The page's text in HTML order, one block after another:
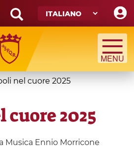
nel cuore 2025
cuore 2025
Musica Ennio Morricone